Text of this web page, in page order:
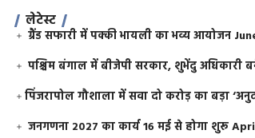
लेटेस्ट
ग्रैंड सफारी में पक्की भायली का भव्य आयोजन
पश्चिम बंगाल में बीजेपी सरकार, शुभेंदु अधिकारी
​पिंजरापोल गौशाला में सवा दो करोड़ का बड़ा
जनगणना 2027 का कार्य 16 मई से होगा शुरू